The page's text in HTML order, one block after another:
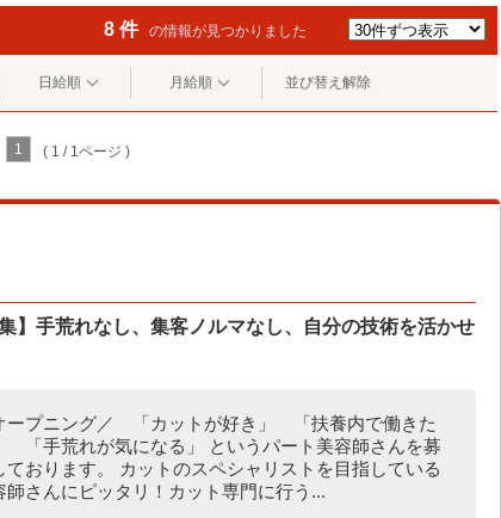
8 件 の情報が見つかりました
日給順 月給順 並び替え解除
1 ( 1 / 1ページ )
】手荒れなし、集客ノルマなし、自分の技術を活かせ
ープニング／ 「カットが好き」 「扶養内で働きた
「手荒れが気になる」 というパート美容師さんを募
ております。 カットのスペシャリストを目指している
師さんにピッタリ！カット専門に行う...